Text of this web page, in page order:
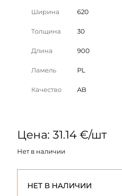
Ширина 620
Толщина 30
Длина 900
Ламель PL
Качество AB
Цена: 31.14 €/шт
Нет в наличии
НЕТ В НАЛИЧИИ